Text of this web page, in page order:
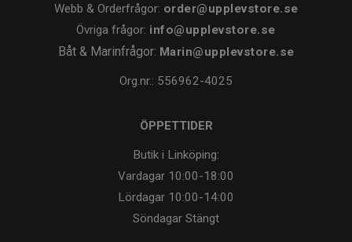
Webb & Orderfrågor: order@upplevstore.se
Övriga frågor: info@upplevstore.se
Båt & Marinfrågor: Marin@upplevstore.se
Org.nr.: 556962-4025
ÖPPETTIDER
Butik i Linköping:
Vardagar 10:00-18:00
Lördagar 10:00-14:00
Söndagar Stängt